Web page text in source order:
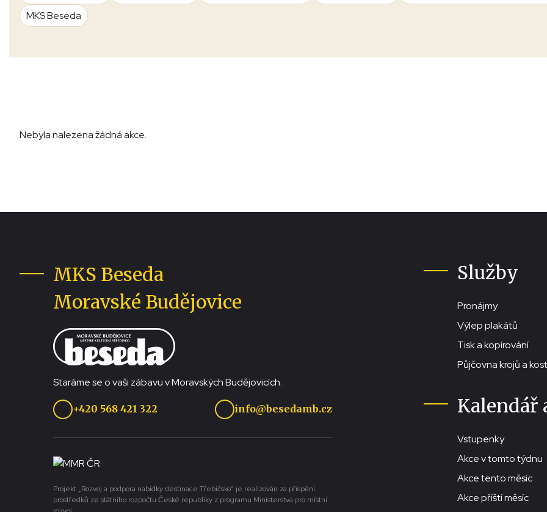
MKS Beseda
Nebyla nalezena žádná akce.
MKS Beseda
Moravské Budějovice
Staráme se o vaši zábavu v Moravských Budějovicích.
+420 568 421 322 info@besedamb.cz
Projekt „Rozvoj a podpora nabídky destinace Třebíčsko“ je realizován za přispění
prostředků ze státního rozpočtu České republiky z programu Ministerstva pro místní
Služby
Pronájmy
Výlep plakátů
Tisk a kopírování
Půjčovna krojů a
Kalendář
Vstupenky
Akce v tomto týdnu
Akce tento měsíc
Akce příští měsíc